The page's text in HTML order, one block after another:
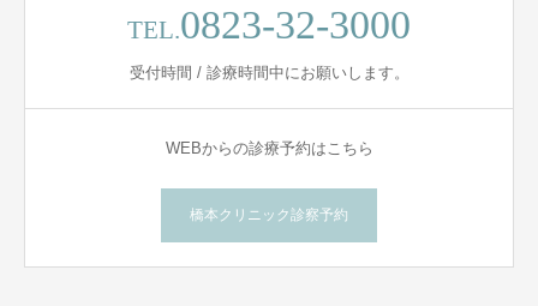
TEL.0823-32-3000
受付時間 / 診療時間中にお願いします。
WEBからの診療予約はこちら
橋本クリニック診察予約